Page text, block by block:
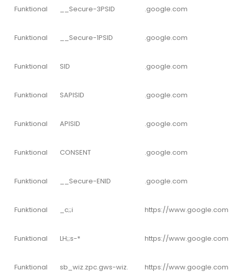
Funktional __Secure-3PSID .google.com
Funktional __Secure-1PSID .google.com
Funktional SID .google.com
Funktional SAPISID .google.com
Funktional APISID .google.com
Funktional CONSENT .google.com
Funktional __Secure-ENID .google.com
Funktional _c;;i https://www.google.com
Funktional LH;;s-* https://www.google.com
Funktional sb_wiz.zpc.gws-wiz. https://www.google.com